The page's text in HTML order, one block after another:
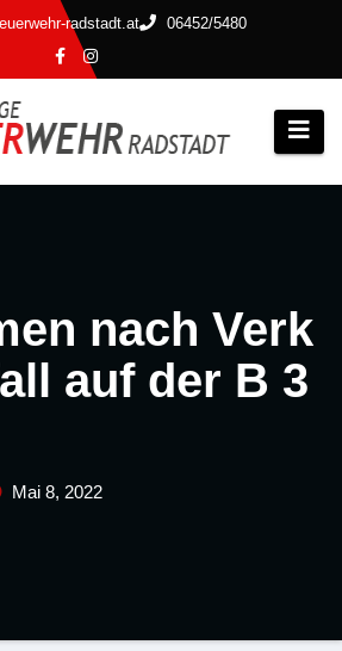
radstadt.at 06452/5480
nach Verk
auf der B 3
Mai 8, 2022